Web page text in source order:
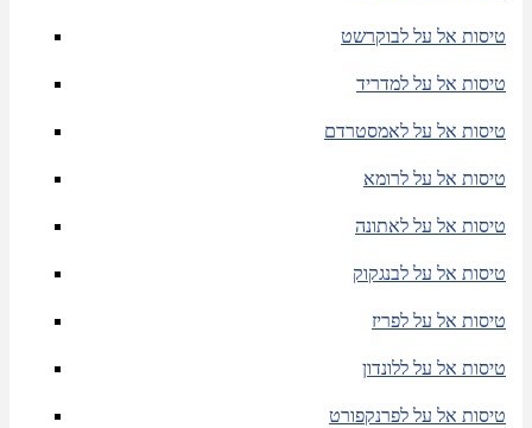
טיסות אל על לבוקרשט
טיסות אל על למדריד
טיסות אל על לאמסטרדם
טיסות אל על לרומא
טיסות אל על לאתונה
טיסות אל על לבנגקוק
טיסות אל על לפריז
טיסות אל על ללונדון
טיסות אל על לפרנקפורט